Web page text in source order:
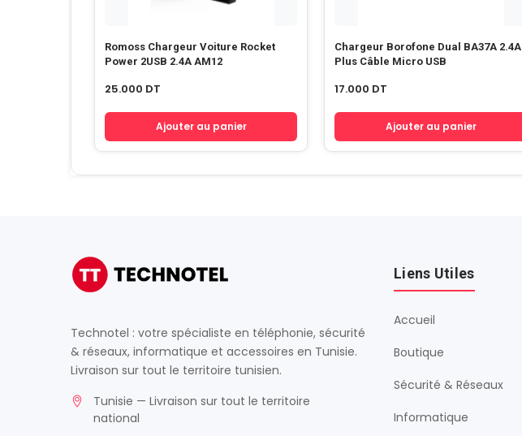
Romoss Chargeur Voiture Rocket
Power 2USB 2.4A AM12
25.000 DT
Ajouter au panier
Chargeur Borofone Dual BA37A 2.4A
Plus Câble Micro USB
17.000 DT
Ajouter au panier
Technotel : votre spécialiste en téléphonie, sécurité
& réseaux, informatique et accessoires en Tunisie.
Livraison sur tout le territoire tunisien.
Tunisie — Livraison sur tout le territoire
national
Liens Utiles
Accueil
Boutique
Sécurité & Réseaux
Informatique